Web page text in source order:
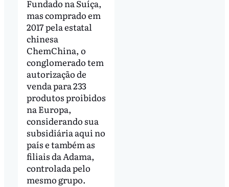
Fundado na Suíça,
mas comprado em
2017 pela estatal
chinesa
ChemChina, o
conglomerado tem
autorização de
venda para 233
produtos proibidos
na Europa,
considerando sua
subsidiária aqui no
país e também as
filiais da Adama,
controlada pelo
mesmo grupo.